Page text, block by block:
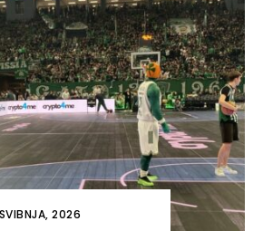
2026